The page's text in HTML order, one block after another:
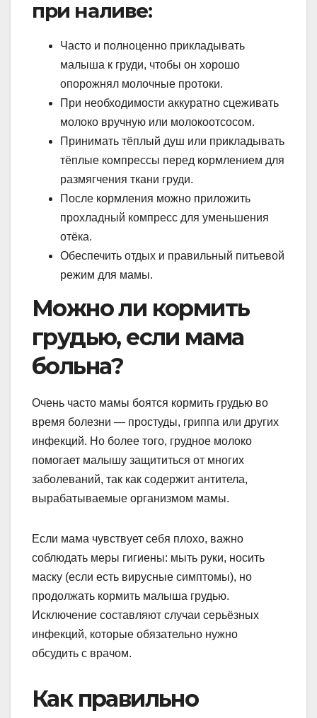
при наливе:
Часто и полноценно прикладывать
малыша к груди, чтобы он хорошо
опорожнял молочные протоки.
При необходимости аккуратно сцеживать
молоко вручную или молокоотсосом.
Принимать тёплый душ или прикладывать
тёплые компрессы перед кормлением для
размягчения ткани груди.
После кормления можно приложить
прохладный компресс для уменьшения
отёка.
Обеспечить отдых и правильный питьевой
режим для мамы.
Можно ли кормить
грудью, если мама
больна?
Очень часто мамы боятся кормить грудью во
время болезни — простуды, гриппа или других
инфекций. Но более того, грудное молоко
помогает малышу защититься от многих
заболеваний, так как содержит антитела,
вырабатываемые организмом мамы.
Если мама чувствует себя плохо, важно
соблюдать меры гигиены: мыть руки, носить
маску (если есть вирусные симптомы), но
продолжать кормить малыша грудью.
Исключение составляют случаи серьёзных
инфекций, которые обязательно нужно
обсудить с врачом.
Как правильно